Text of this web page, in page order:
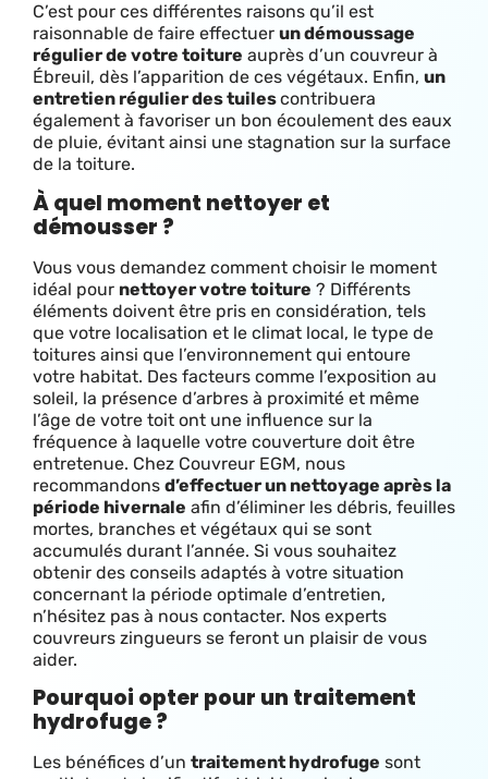
C’est pour ces différentes raisons qu’il est
raisonnable de faire effectuer un démoussage
régulier de votre toiture auprès d’un couvreur à
Ébreuil, dès l’apparition de ces végétaux. Enfin, un
entretien régulier des tuilescontribuera
également à favoriser un bon écoulement des eaux
de pluie, évitant ainsi une stagnation sur la surface
de la toiture.
À quel moment nettoyer et
démousser ?
Vous vous demandez comment choisir le moment
idéal pour nettoyer votre toiture ? Différents
éléments doivent être pris en considération, tels
que votre localisation et le climat local, le type de
toitures ainsi que l’environnement qui entoure
votre habitat. Des facteurs comme l’exposition au
soleil, la présence d’arbres à proximité et même
l’âge de votre toit ont une influence sur la
fréquence à laquelle votre couverture doit être
entretenue. Chez Couvreur EGM, nous
recommandons d’effectuer un nettoyage après la
période hivernale afin d’éliminer les débris, feuilles
mortes, branches et végétaux qui se sont
accumulés durant l’année. Si vous souhaitez
obtenir des conseils adaptés à votre situation
concernant la période optimale d’entretien,
n’hésitez pas à nous contacter. Nos experts
couvreurs zingueurs se feront un plaisir de vous
aider.
Pourquoi opter pour un traitement
hydrofuge ?
Les bénéfices d’un traitement hydrofuge sont